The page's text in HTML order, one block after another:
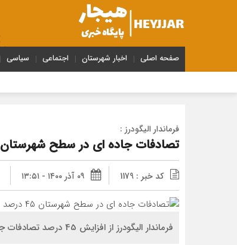
صفحه اصلی اخبار شهرستان اجتماعی سیاسی
فرماندار الیگودرز :
تصادفات جاده ای در سطح شهرستان ۴۵ درصد افزایش داشته است
کد خبر : 1179 ۰۹ آذر ۱۴۰۰ - ۱۳:۵۱
فرماندار الیگودرز از افزایش 45 درصد تصادفات جاده ای در این شهرستان خبر داد.